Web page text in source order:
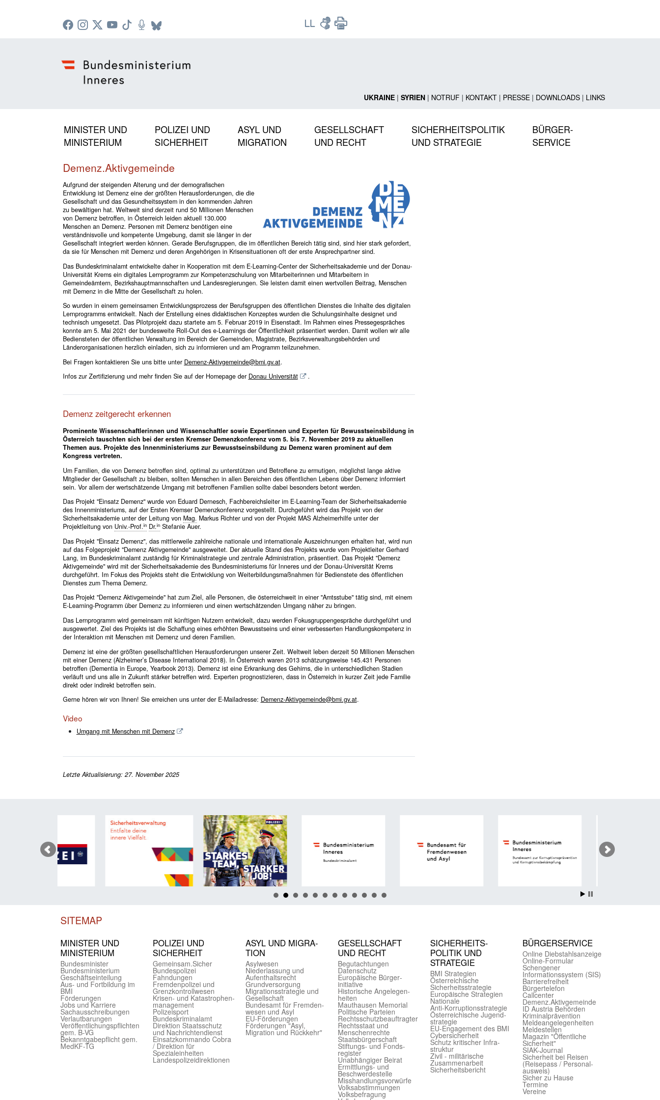
UKRAINE| SYRIEN| NOTRUF| KONTAKT| PRESSE| DOWNLOADS| LINKS
MINISTER UND
MINISTERIUM
POLIZEI UND
SICHERHEIT
ASYL UND
MIGRATION
GESELLSCHAFT
UND RECHT
SICHERHEITSPOLITIK
UND STRATEGIE
BÜRGER-
SERVICE
Demenz.Aktivgemeinde
Aufgrund der steigenden Alterung und der demografischen
Entwicklung ist Demenz eine der größten Herausforderungen, die die
Gesellschaft und das Gesundheitssystem in den kommenden Jahren
zu bewältigen hat. Weltweit sind derzeit rund 50 Millionen Menschen
von Demenz betroffen, in Österreich leiden aktuell 130.000
Menschen an Demenz. Personen mit Demenz benötigen eine
verständnisvolle und kompetente Umgebung, damit sie länger in der
Gesellschaft integriert werden können. Gerade Berufsgruppen, die im öffentlichen Bereich tätig sind, sind hier stark gefordert,
da sie für Menschen mit Demenz und deren Angehörigen in Krisensituationen oft der erste Ansprechpartner sind.
Das Bundeskriminalamt entwickelte daher in Kooperation mit dem E-Learning-Center der Sicherheitsakademie und der Donau-
Universität Krems ein digitales Lernprogramm zur Kompetenzschulung von Mitarbeiterinnen und Mitarbeitern in
Gemeindeämtern, Bezirkshauptmannschaften und Landesregierungen. Sie leisten damit einen wertvollen Beitrag, Menschen
mit Demenz in die Mitte der Gesellschaft zu holen.
So wurden in einem gemeinsamen Entwicklungsprozess der Berufsgruppen des öffentlichen Dienstes die Inhalte des digitalen
Lernprogramms entwickelt. Nach der Erstellung eines didaktischen Konzeptes wurden die Schulungsinhalte designet und
technisch umgesetzt. Das Pilotprojekt dazu startete am 5. Februar 2019 in Eisenstadt. Im Rahmen eines Pressegespräches
konnte am 5. Mai 2021 der bundesweite Roll-Out des e-Learnings der Öffentlichkeit präsentiert werden. Damit wollen wir alle
Bediensteten der öffentlichen Verwaltung im Bereich der Gemeinden, Magistrate, Bezirksverwaltungsbehörden und
Länderorganisationen herzlich einladen, sich zu informieren und am Programm teilzunehmen.
Bei Fragen kontaktieren Sie uns bitte unter Demenz-Aktivgemeinde@bmi.gv.at.
Infos zur Zertifizierung und mehr finden Sie auf der Homepage der Donau Universität .
Demenz zeitgerecht erkennen
Prominente Wissenschaftlerinnen und Wissenschaftler sowie Expertinnen und Experten für Bewusstseinsbildung in
Österreich tauschten sich bei der ersten Kremser Demenzkonferenz vom 5. bis 7. November 2019 zu aktuellen
Themen aus. Projekte des Innenministeriums zur Bewusstseinsbildung zu Demenz waren prominent auf dem
Kongress vertreten.
Um Familien, die von Demenz betroffen sind, optimal zu unterstützen und Betroffene zu ermutigen, möglichst lange aktive
Mitglieder der Gesellschaft zu bleiben, sollten Menschen in allen Bereichen des öffentlichen Lebens über Demenz informiert
sein. Vor allem der wertschätzende Umgang mit betroffenen Familien sollte dabei besonders betont werden.
Das Projekt "Einsatz Demenz" wurde von Eduard Dernesch, Fachbereichsleiter im E-Learning-Team der Sicherheitsakademie
des Innenministeriums, auf der Ersten Kremser Demenzkonferenz vorgestellt. Durchgeführt wird das Projekt von der
Sicherheitsakademie unter der Leitung von Mag. Markus Richter und von der Projekt MAS Alzheimerhilfe unter der
Projektleitung von Univ.-Prof.in Dr.inStefanie Auer.
Das Projekt "Einsatz Demenz", das mittlerweile zahlreiche nationale und internationale Auszeichnungen erhalten hat, wird nun
auf das Folgeprojekt "Demenz Aktivgemeinde" ausgeweitet. Der aktuelle Stand des Projekts wurde vom Projektleiter Gerhard
Lang, im Bundeskriminalamt zuständig für Kriminalstrategie und zentrale Administration, präsentiert. Das Projekt "Demenz
Aktivgemeinde" wird mit der Sicherheitsakademie des Bundesministeriums für Inneres und der Donau-Universität Krems
durchgeführt. Im Fokus des Projekts steht die Entwicklung von Weiterbildungsmaßnahmen für Bedienstete des öffentlichen
Dienstes zum Thema Demenz.
Das Projekt "Demenz Aktivgemeinde" hat zum Ziel, alle Personen, die österreichweit in einer "Amtsstube" tätig sind, mit einem
E-Learning-Programm über Demenz zu informieren und einen wertschätzenden Umgang näher zu bringen.
Das Lernprogramm wird gemeinsam mit künftigen Nutzern entwickelt, dazu werden Fokusgruppengespräche durchgeführt und
ausgewertet. Ziel des Projekts ist die Schaffung eines erhöhten Bewusstseins und einer verbesserten Handlungskompetenz in
der Interaktion mit Menschen mit Demenz und deren Familien.
Demenz ist eine der größten gesellschaftlichen Herausforderungen unserer Zeit. Weltweit leben derzeit 50 Millionen Menschen
mit einer Demenz (Alzheimer’s Disease International 2018). In Österreich waren 2013 schätzungsweise 145.431 Personen
betroffen (Dementia in Europe, Yearbook 2013). Demenz ist eine Erkrankung des Gehirns, die in unterschiedlichen Stadien
verläuft und uns alle in Zukunft stärker betreffen wird. Experten prognostizieren, dass in Österreich in kurzer Zeit jede Familie
direkt oder indirekt betroffen sein.
Gerne hören wir von Ihnen! Sie erreichen uns unter der E-Mailadresse: Demenz-Aktivgemeinde@bmi.gv.at.
Video
Umgang mit Menschen mit Demenz
Letzte Aktualisierung: 27. November 2025
SITEMAP
MINISTER UND
MINIST­ERIUM
Bundes­minister
Bundes­ministerium
Geschäfts­einteilung
Aus- und Fortbildung im
BMI
Förderungen
Jobs und Karriere
Sachaus­schreibungen
Verlautbarungen
Veröffentlichungspflichten
gem. B-VG
Bekanntgabepflicht gem.
MedKF-TG
POLIZEI UND
SICHER­HEIT
Gemein­sam.Sicher
Bundes­polizei
Fahndungen
Fremdenpolizei und
Grenzkontrollwesen
Krisen- und Katastrophen­
management
Polizeisport
Bundes­kriminal­amt
Direktion Staats­schutz
und Nach­richten­dienst
Einsatz­kommando Cobra
/ Direktion für
Spezialeinheiten
Landes­polizei­direk­tionen
ASYL UND MIGRA­
TION
Asyl­wesen
Nieder­lassung und
Aufent­halts­recht
Grund­versorgung
Migrations­strategie und
Gesell­schaft
Bundes­amt für Fremden­
wesen und Asyl
EU-Förde­rungen
Förderungen "Asyl,
Migration und Rückkehr"
GE­SELL­SCHAFT
UND RECHT
Begut­achtungen
Daten­schutz
Europäische Bürger­
initiative
Historische Angelegen­
heiten
Mauthausen Memorial
Politische Parteien
Rechts­schutz­beauftragter
Rechts­staat und
Menschen­rechte
Staats­bürger­schaft
Stiftungs- und Fonds­
register
Unab­hängiger Beirat
Ermittlungs- und
Beschwerde­stelle
Misshandlungs­vorwürfe
Volks­abstimmungen
Volks­befragung
SICHER­HEITS­
POLITIK UND
STRATEGIE
BMI Strategien
Öster­reichische
Sicherheits­strategie
Europäische Strategien
Nationale
Anti-Korruptions­strategie
Öster­reichische Jugend­
strategie
EU-Engagement des BMI
Cybersicherheit
Schutz kritischer Infra­
struktur
Zivil - militärische
Zusammen­arbeit
Sicherheits­bericht
BÜRGER­SERVICE
Online Diebstahls­anzeige
Online-Formular
Schengener
Informationssystem (SIS)
Barriere­freiheit
Bürger­telefon
Call­center
Demenz.Aktiv­gemeinde
ID Austria Behörden
Kriminal­prävention
Melde­an­ge­le­gen­heiten
Meld­estellen
Magazin "Öffentliche
Sicherheit"
SIAK-Journal
Sicherheit bei Reisen
(Reise­pass / Personal­
ausweis)
Sicher zu Hause
Termine
Vereine